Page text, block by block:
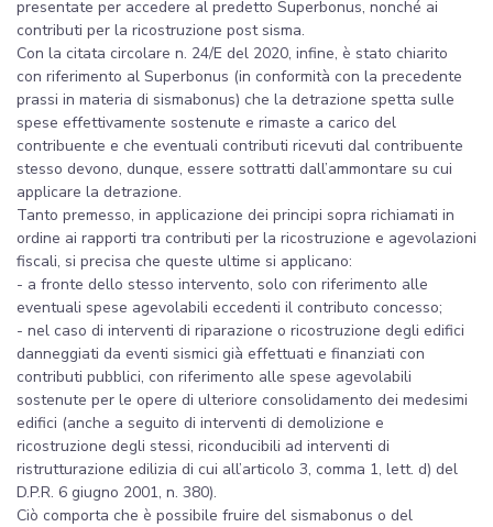
presentate per accedere al predetto Superbonus, nonché ai
contributi per la ricostruzione post sisma.
Con la citata circolare n. 24/E del 2020, infine, è stato chiarito
con riferimento al Superbonus (in conformità con la precedente
prassi in materia di sismabonus) che la detrazione spetta sulle
spese effettivamente sostenute e rimaste a carico del
contribuente e che eventuali contributi ricevuti dal contribuente
stesso devono, dunque, essere sottratti dall’ammontare su cui
applicare la detrazione.
Tanto premesso, in applicazione dei principi sopra richiamati in
ordine ai rapporti tra contributi per la ricostruzione e agevolazioni
fiscali, si precisa che queste ultime si applicano:
- a fronte dello stesso intervento, solo con riferimento alle
eventuali spese agevolabili eccedenti il contributo concesso;
- nel caso di interventi di riparazione o ricostruzione degli edifici
danneggiati da eventi sismici già effettuati e finanziati con
contributi pubblici, con riferimento alle spese agevolabili
sostenute per le opere di ulteriore consolidamento dei medesimi
edifici (anche a seguito di interventi di demolizione e
ricostruzione degli stessi, riconducibili ad interventi di
ristrutturazione edilizia di cui all’articolo 3, comma 1, lett. d) del
D.P.R. 6 giugno 2001, n. 380).
Ciò comporta che è possibile fruire del sismabonus o del